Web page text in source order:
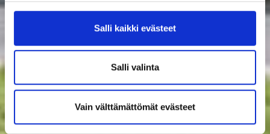
Salli kaikki evästeet
Salli valinta
Vain välttämättömät evästeet